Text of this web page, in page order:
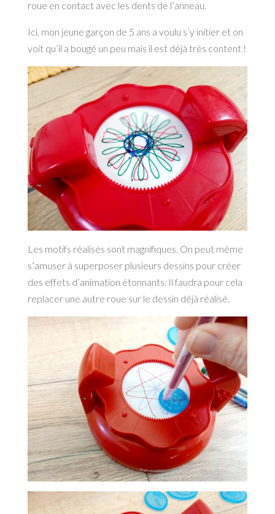
roue en contact avec les dents de l’anneau.
Ici, mon jeune garçon de 5 ans a voulu s’y initier et on
voit qu’il a bougé un peu mais il est déjà très content !
Les motifs réalisés sont magnifiques. On peut même
s’amuser à superposer plusieurs dessins pour créer
des effets d’animation étonnants. Il faudra pour cela
replacer une autre roue sur le dessin déjà réalisé.